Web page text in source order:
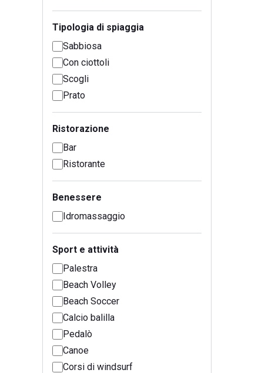
Tipologia di spiaggia
Sabbiosa
Con ciottoli
Scogli
Prato
Ristorazione
Bar
Ristorante
Benessere
Idromassaggio
Sport e attività
Palestra
Beach Volley
Beach Soccer
Calcio balilla
Pedalò
Canoe
Corsi di windsurf